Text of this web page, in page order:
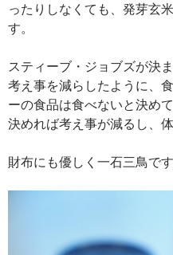
ったりしなくても、発芽玄
す。
スティーブ・ジョブズが決
考え事を減らしたように、
ーの食品は食べないと決め
決めれば考え事が減るし、
財布にも優しく一石三鳥です